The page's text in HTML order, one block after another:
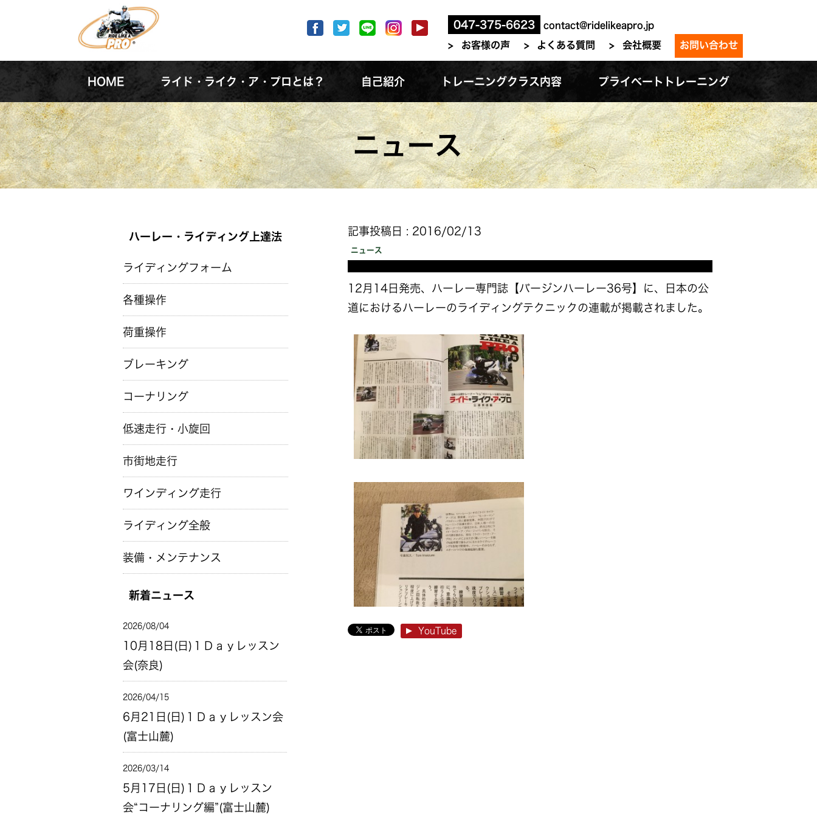
047-375-6623 contact@ridelikeapro.jp
お客様の声 よくある質問 会社概要 お問い合わせ
HOME ライド・ライク・ア・プロとは？ 自己紹介 トレーニングクラス内容 プライベートトレーニング
ニュース
記事投稿日 : 2016/02/13
ニュース
12月14日発売、ハーレー専門誌【バージンハーレー36号】に、日本の公
道におけるハーレーのライディングテクニックの連載が掲載されました。
YouTube
ハーレー・ライディング上達法
ライディングフォーム
各種操作
荷重操作
ブレーキング
コーナリング
低速走行・小旋回
市街地走行
ワインディング走行
ライディング全般
装備・メンテナンス
新着ニュース
2026/08/04
10月18日(日)１Ｄａｙレッスン
会(奈良)
2026/04/15
6月21日(日)１Ｄａｙレッスン会
(富士山麓)
2026/03/14
5月17日(日)１Ｄａｙレッスン
会“コーナリング編”(富士山麓)